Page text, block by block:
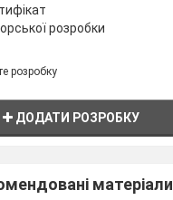
розробки
розробку
ДОДАТИ РОЗРОБКУ
матеріали